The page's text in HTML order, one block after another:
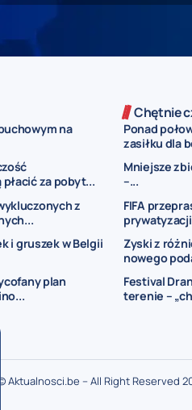
na
za pobyt...
z
i gruszek w Belgii
plan
Chętnie
Ponad
zasiłku dla
Mniejsze
–...
FIFA
Zyski z
nowego
Festival
terenie –
© Aktualnosci.be – All Right Reserved